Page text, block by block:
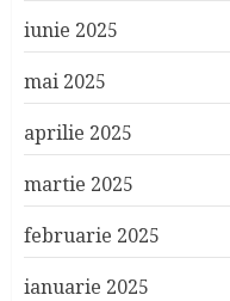
iunie 2025
mai 2025
aprilie 2025
martie 2025
februarie 2025
ianuarie 2025